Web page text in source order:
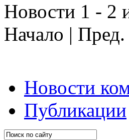
Новости 1 - 2
Начало | Пред.
Новости
Публикации